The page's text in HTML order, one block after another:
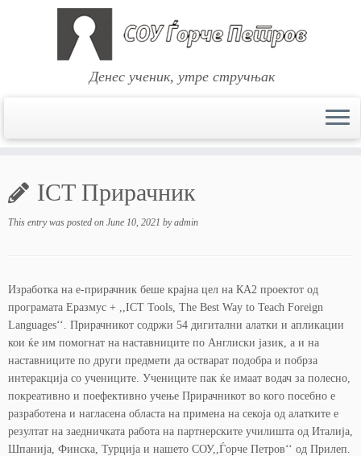
content
Денес ученик, утре стручњак
ICT Прирачник
This entry was posted on June 10, 2021 byadmin
Изработка на е-прирачник беше крајна цел на КА2 проектот од
програмата Еразмус + ,,ICT Tools, The Best Way to Teach Foreign
Languages‘‘. Прирачникот содржи 54 дигитални алатки и апликации
кои ќе им помогнат на наставниците по Англиски јазик, а и на
наставниците по други предмети да остварат подобра и побрза
интеракција со учениците. Учениците пак ќе имаат водач за полесно,
покреативно и поефективно учење Прирачникот во кого посебно е
разработена и нагласена областа на примена на секоја од алатките е
резултат на заедничката работа на партнерските училишта од Италија,
Шпанија, Финска, Турција и нашето СОУ,,Ѓорче Петров‘‘ од Прилеп.